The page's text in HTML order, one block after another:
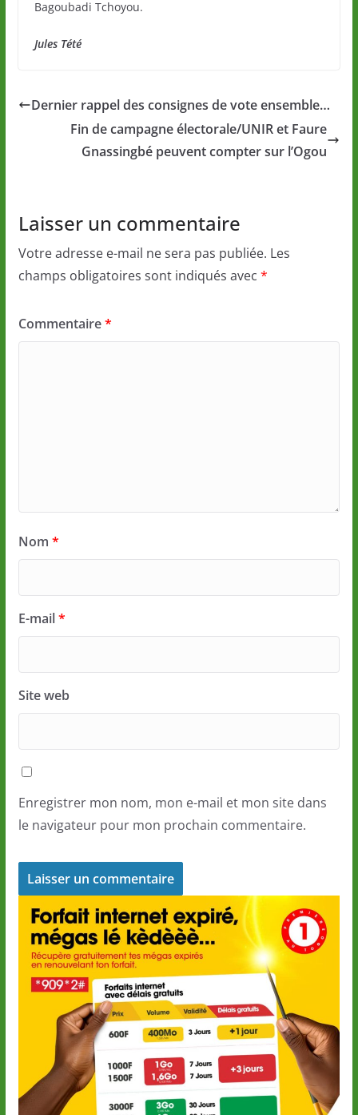
Bagoubadi Tchoyou.
Jules Tété
Dernier rappel des consignes de vote ensemble…
Fin de campagne électorale/UNIR et Faure
Gnassingbé peuvent compter sur l’Ogou
Laisser un commentaire
Votre adresse e-mail ne sera pas publiée. Les
champs obligatoires sont indiqués avec *
Commentaire*
Nom *
E-mail*
Site web
Enregistrer mon nom, mon e-mail et mon site dans
le navigateur pour mon prochain commentaire.